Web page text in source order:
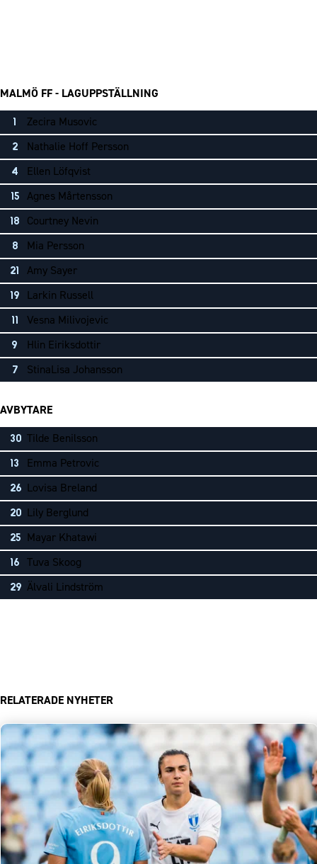
MALMÖ FF - LAGUPPSTÄLLNING
1 Zecira Musovic
2 Nathalie Hoff Persson
4 Ellen Löfqvist
15 Agnes Mårtensson
18 Courtney Nevin
8 Mia Persson
21 Amy Sayer
19 Larkin Russell
11 Vesna Milivojevic
9 Hlin Eiriksdottir
7 StinaLisa Johansson
AVBYTARE
30 Tilde Benilsson
13 Emma Petrovic
26 Lovisa Breland
20 Lily Berglund
25 Mayar Khatawi
16 Tuva Skoog
29 Älvali Lindström
RELATERADE NYHETER